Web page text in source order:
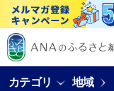
カテゴリ 地域